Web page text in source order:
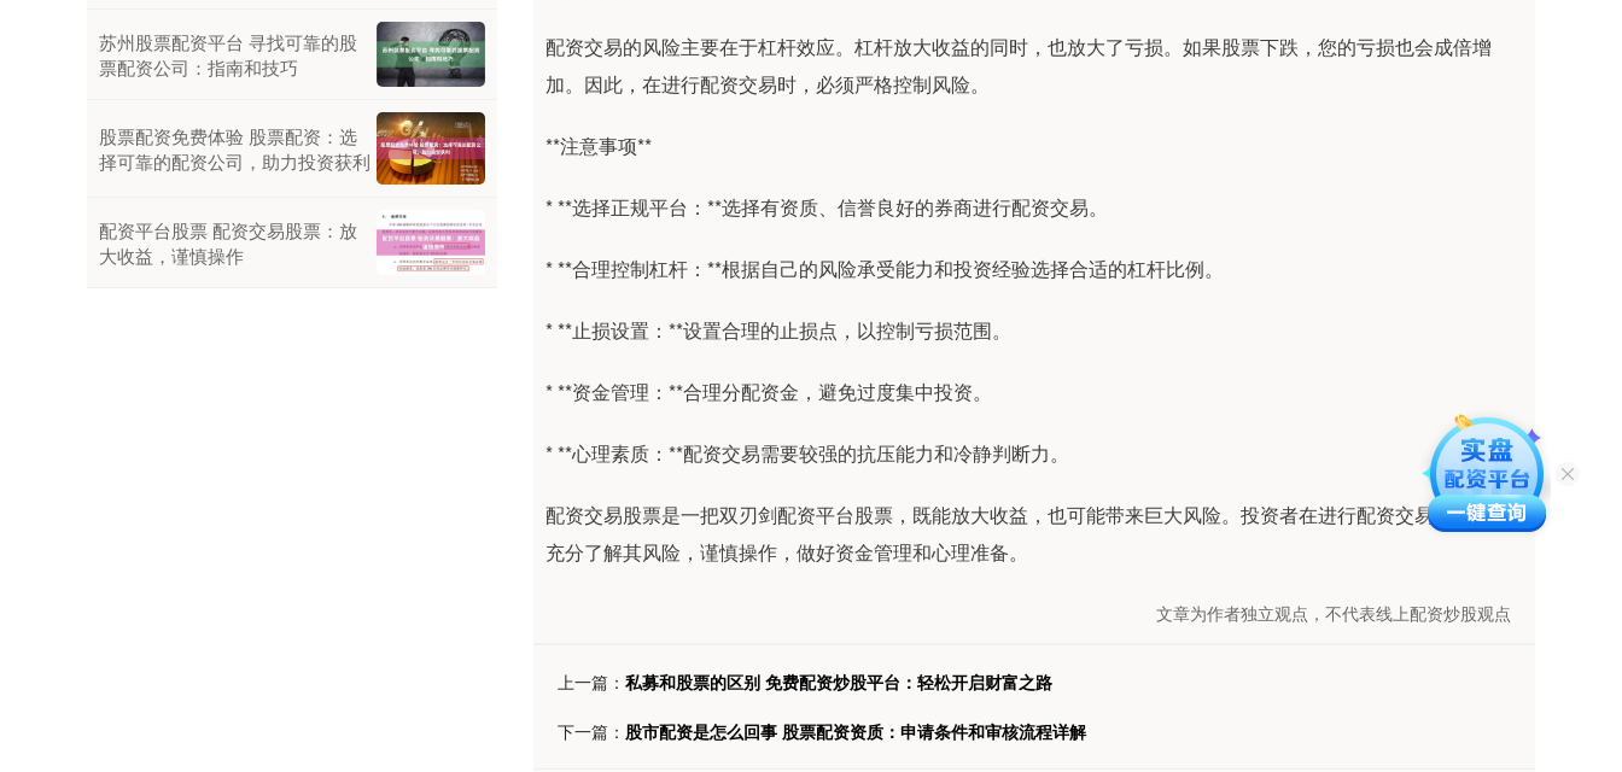
配资交易的风险主要在于杠杆效应。杠杆放大收益的同时，也放大了亏损。如果股票下跌，您的亏损也会成倍增
加。因此，在进行配资交易时，必须严格控制风险。
**注意事项**
* **选择正规平台：**选择有资质、信誉良好的券商进行配资交易。
* **合理控制杠杆：**根据自己的风险承受能力和投资经验选择合适的杠杆比例。
* **止损设置：**设置合理的止损点，以控制亏损范围。
* **资金管理：**合理分配资金，避免过度集中投资。
* **心理素质：**配资交易需要较强的抗压能力和冷静判断力。
配资交易股票是一把双刃剑配资平台股票，既能放大收益，也可能带来巨大风险。投资者在进行配资交易时，必须
充分了解其风险，谨慎操作，做好资金管理和心理准备。
文章为作者独立观点，不代表线上配资炒股观点
上一篇： 私募和股票的区别 免费配资炒股平台：轻松开启财富之路
下一篇： 股市配资是怎么回事 股票配资资质：申请条件和审核流程详解
苏州股票配资平台 寻找可靠的股
票配资公司：指南和技巧
股票配资免费体验 股票配资：选
择可靠的配资公司，助力投资获利
配资平台股票 配资交易股票：放
大收益，谨慎操作